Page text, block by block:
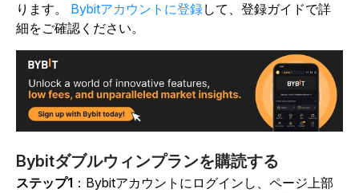
ります。 Bybitアカウントに登録して、登録ガイドで詳
細をご確認ください。
Bybitダブルウィンプランを購読する
ステップ1 ：Bybitアカウントにログインし、ページ上部